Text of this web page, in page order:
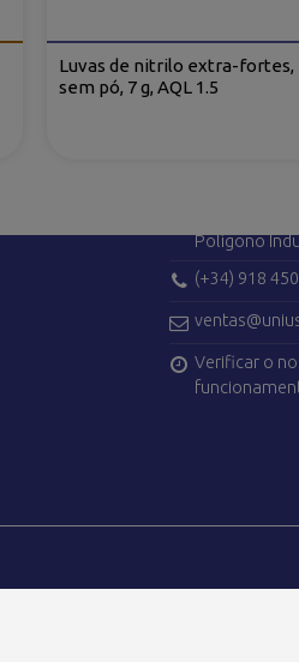
Luvas de nitrilo extra-fortes,
sem pó, 7 g, AQL 1.5
Polígono
(+34) 918
Verificar o